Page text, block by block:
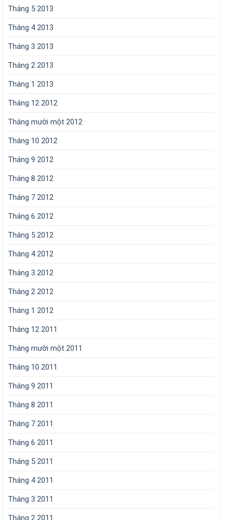
Tháng 5 2013
Tháng 4 2013
Tháng 3 2013
Tháng 2 2013
Tháng 1 2013
Tháng 12 2012
Tháng mười một 2012
Tháng 10 2012
Tháng 9 2012
Tháng 8 2012
Tháng 7 2012
Tháng 6 2012
Tháng 5 2012
Tháng 4 2012
Tháng 3 2012
Tháng 2 2012
Tháng 1 2012
Tháng 12 2011
Tháng mười một 2011
Tháng 10 2011
Tháng 9 2011
Tháng 8 2011
Tháng 7 2011
Tháng 6 2011
Tháng 5 2011
Tháng 4 2011
Tháng 3 2011
Tháng 2 2011